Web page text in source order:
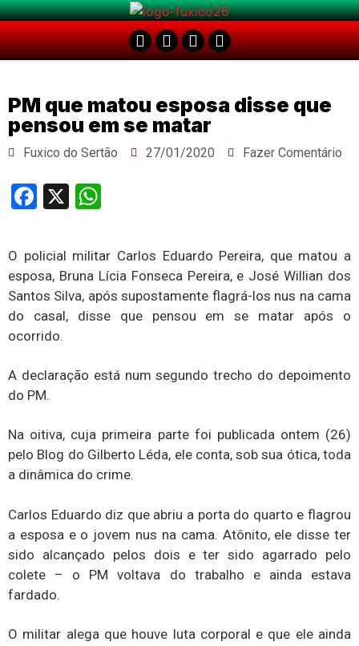
PM que matou esposa disse que
pensou em se matar
Fuxico do Sertão 27/01/2020 Fazer Comentário
Facebook
X
O policial militar Carlos Eduardo Pereira, que matou a
esposa, Bruna Lícia Fonseca Pereira, e José Willian dos
Santos Silva, após supostamente flagrá-los nus na cama
do casal, disse que pensou em se matar após o
ocorrido.
A declaração está num segundo trecho do depoimento
do PM.
Na oitiva, cuja primeira parte foi publicada ontem (26)
pelo Blog do Gilberto Léda, ele conta, sob sua ótica, toda
a dinâmica do crime.
Carlos Eduardo diz que abriu a porta do quarto e flagrou
a esposa e o jovem nus na cama. Atônito, ele disse ter
sido alcançado pelos dois e ter sido agarrado pelo
colete – o PM voltava do trabalho e ainda estava
fardado.
O militar alega que houve luta corporal e que ele ainda